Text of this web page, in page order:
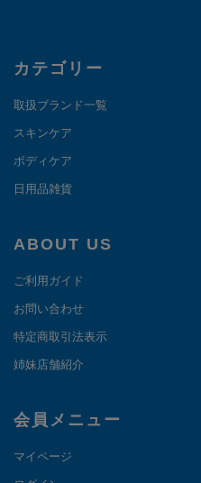
カテゴリー
取扱ブランド一覧
スキンケア
ボディケア
日用品雑貨
ABOUT US
ご利用ガイド
お問い合わせ
特定商取引法表示
姉妹店舗紹介
会員メニュー
マイページ